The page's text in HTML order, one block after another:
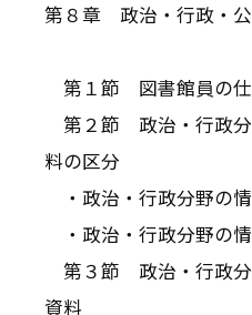
第８章 政治・行政・
第１節 図書館員の仕
第２節 政治・行政分
料の区分
・政治・行政分野の
・政治・行政分野の
第３節 政治・行政分
資料